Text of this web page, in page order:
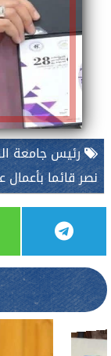
رئيس جامعة
نصر قائما بأعمال